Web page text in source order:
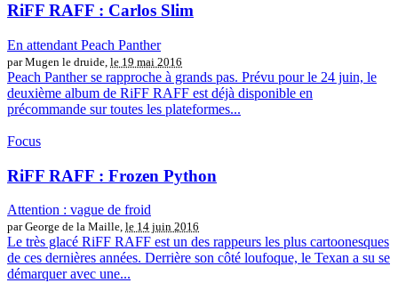
RiFF RAFF : Carlos Slim
En attendant Peach Panther
par Mugen le druide, le 19 mai 2016
Peach Panther se rapproche à grands pas. Prévu pour le 24 juin, le
deuxième album de RiFF RAFF est déjà disponible en
précommande sur toutes les plateformes...
Focus
RiFF RAFF : Frozen Python
Attention : vague de froid
par George de la Maille, le 14 juin 2016
Le très glacé RiFF RAFF est un des rappeurs les plus cartoonesques
de ces dernières années. Derrière son côté loufoque, le Texan a su se
démarquer avec une...